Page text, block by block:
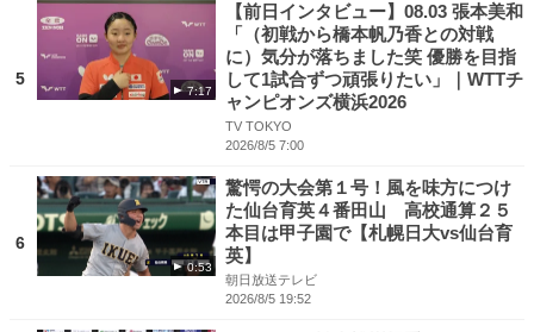
5
7:17
【前日インタビュー】08.03 張本美和
「（初戦から橋本帆乃香との対戦
に）気分が落ちました笑 優勝を目指
して1試合ずつ頑張りたい」｜WTTチ
ャンピオンズ横浜2026
TV TOKYO
2026/8/5 7:00
6
0:53
驚愕の大会第１号！風を味方につけ
た仙台育英４番田山 高校通算２５
本目は甲子園で【札幌日大vs仙台育
英】
朝日放送テレビ
2026/8/5 19:52